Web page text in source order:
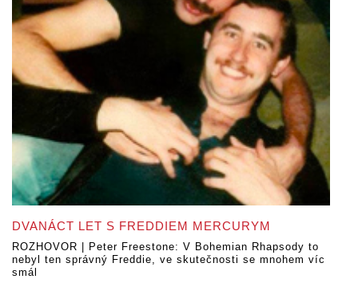
DVANÁCT LET S FREDDIEM MERCURYM
ROZHOVOR | Peter Freestone: V Bohemian Rhapsody to
nebyl ten správný Freddie, ve skutečnosti se mnohem víc
smál